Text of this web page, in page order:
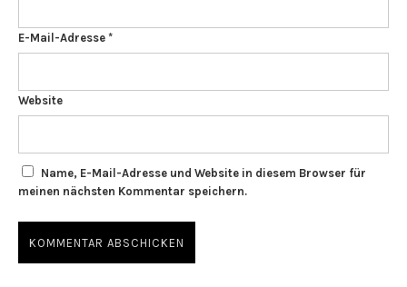
E-Mail-Adresse *
Website
Name, E-Mail-Adresse und Website in diesem Browser für
meinen nächsten Kommentar speichern.